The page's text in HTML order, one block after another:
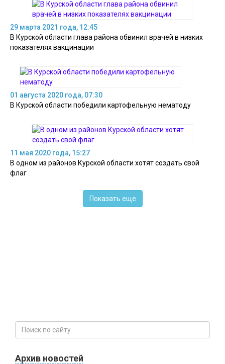
29 марта 2021 года, 12:45
В Курской области глава района обвинил врачей в низких
показателях вакцинации
01 августа 2020 года, 07:30
В Курской области победили картофельную нематоду
11 мая 2020 года, 15:27
В одном из районов Курской области хотят создать свой
флаг
Показать еще
Архив новостей